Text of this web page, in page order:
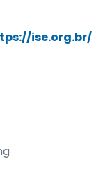
ise.org.br/